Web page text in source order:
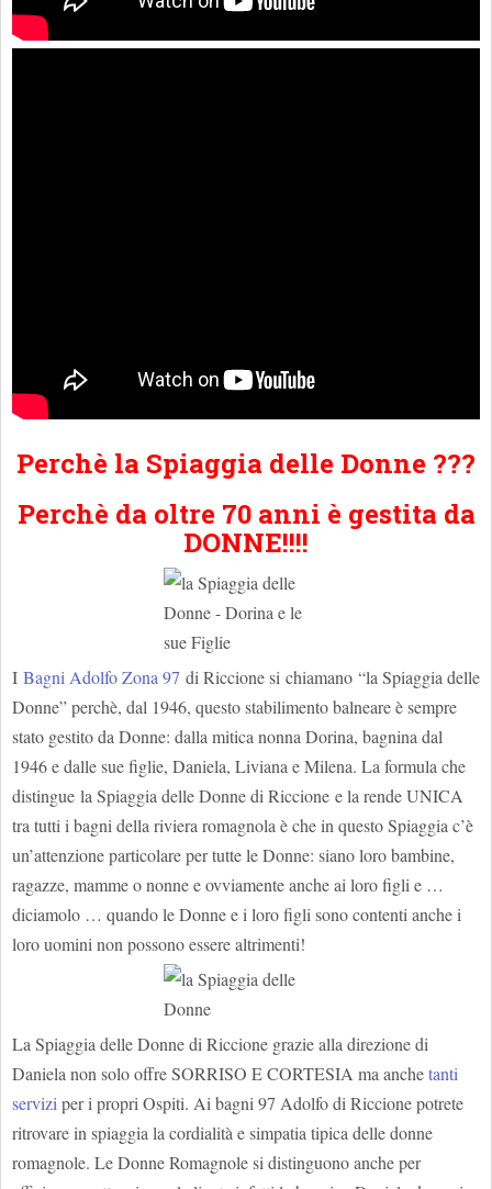
Perchè la Spiaggia delle Donne ???
Perchè da oltre 70 anni è gestita da
DONNE!!!!
I Bagni Adolfo Zona 97 di Riccione si chiamano “la Spiaggia delle
Donne” perchè, dal 1946, questo stabilimento balneare è sempre
stato gestito da Donne: dalla mitica nonna Dorina, bagnina dal
1946 e dalle sue figlie, Daniela, Liviana e Milena. La formula che
distingue la Spiaggia delle Donne di Riccione e la rende UNICA
tra tutti i bagni della riviera romagnola è che in questo Spiaggia c’è
un’attenzione particolare per tutte le Donne: siano loro bambine,
ragazze, mamme o nonne e ovviamente anche ai loro figli e …
diciamolo … quando le Donne e i loro figli sono contenti anche i
loro uomini non possono essere altrimenti!
La Spiaggia delle Donne di Riccione grazie alla direzione di
Daniela non solo offre SORRISO E CORTESIA ma anchetanti
servizi per i propri Ospiti. Ai bagni 97 Adolfo di Riccione potrete
ritrovare in spiaggia la cordialità e simpatia tipica delle donne
romagnole. Le Donne Romagnole si distinguono anche per